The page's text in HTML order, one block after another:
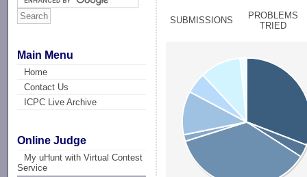
Main Menu
Home
Contact Us
ICPC Live Archive
Online Judge
My uHunt with Virtual Contest
Service
SUBMISSIONS
PROBLEMS
TRIED